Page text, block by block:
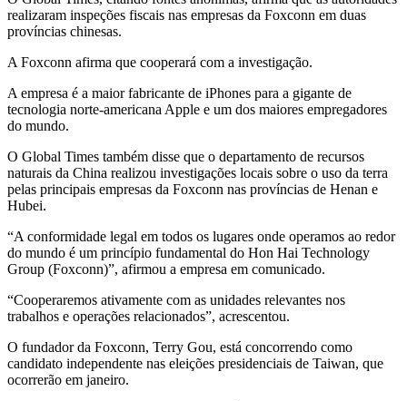
realizaram inspeções fiscais nas empresas da Foxconn em duas
províncias chinesas.
A Foxconn afirma que cooperará com a investigação.
A empresa é a maior fabricante de iPhones para a gigante de
tecnologia norte-americana Apple e um dos maiores empregadores
do mundo.
O Global Times também disse que o departamento de recursos
naturais da China realizou investigações locais sobre o uso da terra
pelas principais empresas da Foxconn nas províncias de Henan e
Hubei.
“A conformidade legal em todos os lugares onde operamos ao redor
do mundo é um princípio fundamental do Hon Hai Technology
Group (Foxconn)”, afirmou a empresa em comunicado.
“Cooperaremos ativamente com as unidades relevantes nos
trabalhos e operações relacionados”, acrescentou.
O fundador da Foxconn, Terry Gou, está concorrendo como
candidato independente nas eleições presidenciais de Taiwan, que
ocorrerão em janeiro.